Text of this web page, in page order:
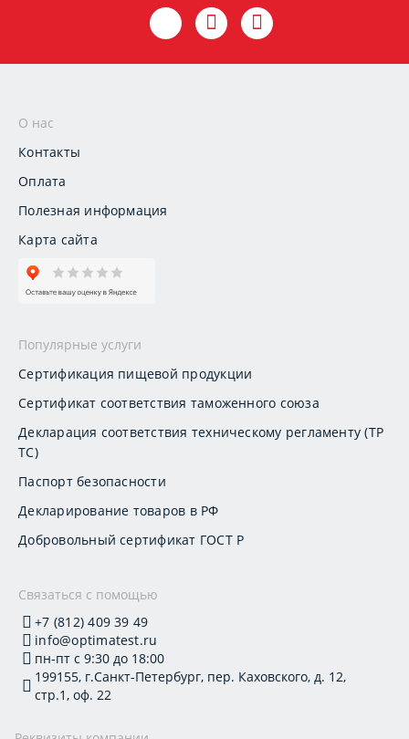
О нас
Контакты
Оплата
Полезная информация
Карта сайта
Популярные услуги
Сертификация пищевой продукции
Сертификат соответствия таможенного союза
Декларация соответствия техническому регламенту (ТР
ТС)
Паспорт безопасности
Декларирование товаров в РФ
Добровольный сертификат ГОСТ Р
Связаться с помощью
+7 (812) 409 39 49
info@optimatest.ru
пн-пт с 9:30 до 18:00
199155, г.Санкт-Петербург, пер. Каховского, д. 12,
стр.1, оф. 22